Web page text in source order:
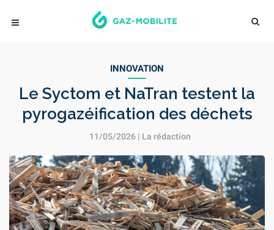
INNOVATION
Le Syctom et NaTran testent la
pyrogazéification des déchets
11/05/2026 | La rédaction